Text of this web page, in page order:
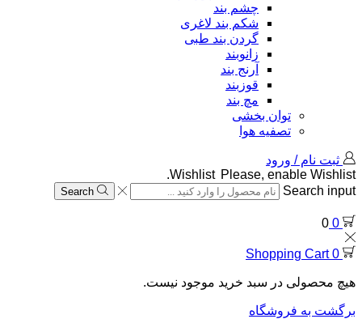
چشم بند
شکم بند لاغری
گردن بند طبی
زانوبند
آرنج بند
قوزبند
مچ بند
توان بخشی
تصفیه هوا
ثبت نام / ورود
Wishlist Please, enable Wishlist.
Search input
Search
0
0
0
Shopping Cart
هیچ محصولی در سبد خرید موجود نیست.
برگشت به فروشگاه